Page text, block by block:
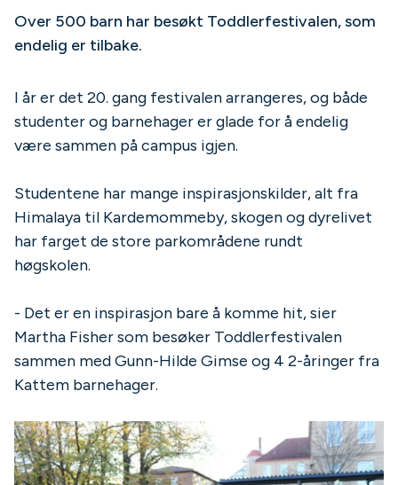
Over 500 barn har besøkt Toddlerfestivalen, som
endelig er tilbake.
I år er det 20. gang festivalen arrangeres, og både
studenter og barnehager er glade for å endelig
være sammen på campus igjen.
Studentene har mange inspirasjonskilder, alt fra
Himalaya til Kardemommeby, skogen og dyrelivet
har farget de store parkområdene rundt
høgskolen.
- Det er en inspirasjon bare å komme hit, sier
Martha Fisher som besøker Toddlerfestivalen
sammen med Gunn-Hilde Gimse og 4 2-åringer fra
Kattem barnehager.